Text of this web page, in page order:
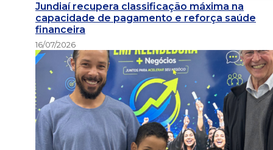
Jundiaí recupera classificação máxima na
capacidade de pagamento e reforça saúde
financeira
16/07/2026